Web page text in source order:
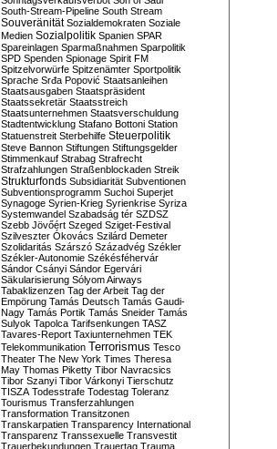
South-Stream-Pipeline South Stream
Souveränität Sozialdemokraten Soziale
Medien Sozialpolitik Spanien SPAR
Spareinlagen Sparmaßnahmen Sparpolitik
SPD Spenden Spionage Spirit FM
Spitzelvorwürfe Spitzenämter Sportpolitik
Sprache Srđa Popović Staatsanleihen
Staatsausgaben Staatspräsident
Staatssekretär Staatsstreich
Staatsunternehmen Staatsverschuldung
Stadtentwicklung Stafano Bottoni Station
Statuenstreit Sterbehilfe Steuerpolitik
Steve Bannon Stiftungen Stiftungsgelder
Stimmenkauf Strabag Strafrecht
Strafzahlungen Straßenblockaden Streik
Strukturfonds Subsidiarität Subventionen
Subventionsprogramm Suchoi Superjet
Synagoge Syrien-Krieg Syrienkrise Syriza
Systemwandel Szabadság tér SZDSZ
Szebb Jövőért Szeged Sziget-Festival
Szilveszter Ókovács Szilárd Demeter
Szolidaritás Szárszó Századvég Székler
Székler-Autonomie Székésféhervár
Sándor Csányi Sándor Egervári
Säkularisierung Sólyom Airways
Tabaklizenzen Tag der Arbeit Tag der
Empörung Tamás Deutsch Tamás Gaudi-
Nagy Tamás Portik Tamás Sneider Tamás
Sulyok Tapolca Tarifsenkungen TASZ
Tavares-Report Taxiunternehmen TEK
Telekommunikation Terrorismus Tesco
Theater The New York Times Theresa
May Thomas Piketty Tibor Navracsics
Tibor Szanyi Tibor Várkonyi Tierschutz
TISZA Todesstrafe Todestag Toleranz
Tourismus Transferzahlungen
Transformation Transitzonen
Transkarpatien Transparency International
Transparenz Transsexuelle Transvestit
Trauerbekundungen Trauertag Trauma